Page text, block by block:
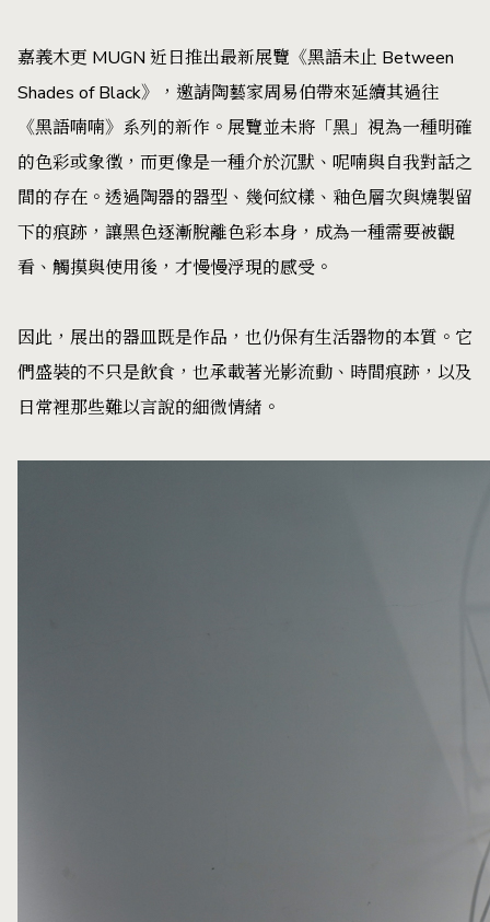
嘉義木更 MUGN 近日推出最新展覽《黑語未止 Between
Shades of Black》，邀請陶藝家周易伯帶來延續其過往
《黑語喃喃》系列的新作。展覽並未將「黑」視為一種明確
的色彩或象徵，而更像是一種介於沉默、呢喃與自我對話之
間的存在。透過陶器的器型、幾何紋樣、釉色層次與燒製留
下的痕跡，讓黑色逐漸脫離色彩本身，成為一種需要被觀
看、觸摸與使用後，才慢慢浮現的感受。
因此，展出的器皿既是作品，也仍保有生活器物的本質。它
們盛裝的不只是飲食，也承載著光影流動、時間痕跡，以及
日常裡那些難以言說的細微情緒。